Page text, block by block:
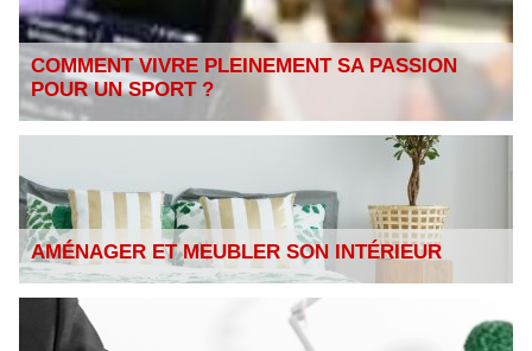
COMMENT VIVRE PLEINEMENT SA PASSION
POUR UN SPORT ?
AMÉNAGER ET MEUBLER SON INTÉRIEUR